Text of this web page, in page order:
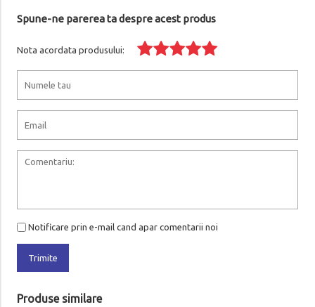
Spune-ne parerea ta despre acest produs
Nota acordata produsului:
Notificare prin e-mail cand apar comentarii noi
Trimite
Produse similare